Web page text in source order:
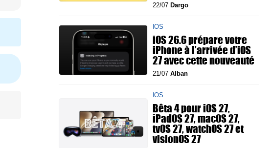
22/07 Dargo
IOS
iOS 26.6 prépare votre
iPhone à l’arrivée d’iOS
27 avec cette nouveauté
21/07 Alban
IOS
Bêta 4 pour iOS 27,
iPadOS 27, macOS 27,
tvOS 27, watchOS 27 et
visionOS 27